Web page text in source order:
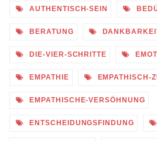
AUTHENTISCH-SEIN
BERATUNG
DIE-VIER-SCHRITTE
EMPATHIE EMPATHISCH-
EMPATHISCHE-VERSÖHNUNG
ENTSCHEIDUNGSFINDUNG